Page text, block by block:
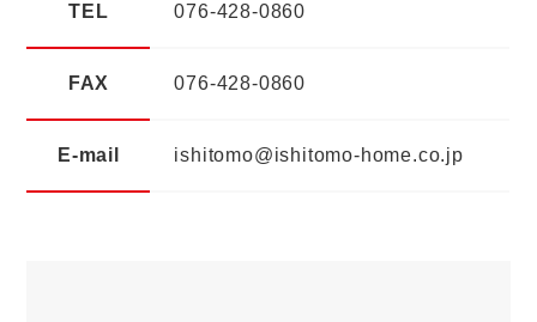
TEL 076-428-0860
FAX 076-428-0860
E-mail ishitomo@ishitomo-home.co.jp